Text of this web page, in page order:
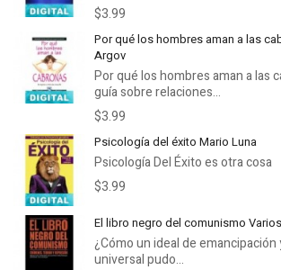
$3.99
Por qué los hombres aman a las
Argov
Por qué los hombres aman a las
guía sobre relaciones...
$3.99
Psicología del éxito Mario Luna
Psicología Del Éxito es otra cosa
$3.99
El libro negro del comunismo
¿Cómo un ideal de
universal pudo...